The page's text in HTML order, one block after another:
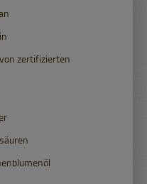
zertifizierten